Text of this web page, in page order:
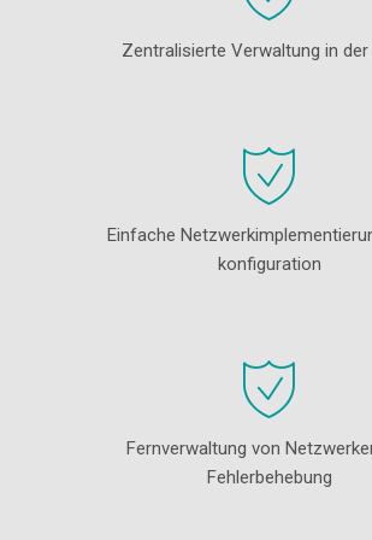
Zentralisierte Verwaltung in der
Einfache
konfiguration
Fernverwaltung von
Fehlerbehebung